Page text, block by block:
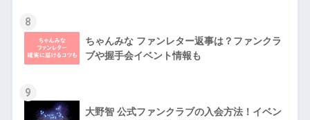
8
ちゃんみな ファンレター返事は？ファンクラ
ブや握手会イベント情報も
9
大野智 公式ファンクラブの入会方法！イベン